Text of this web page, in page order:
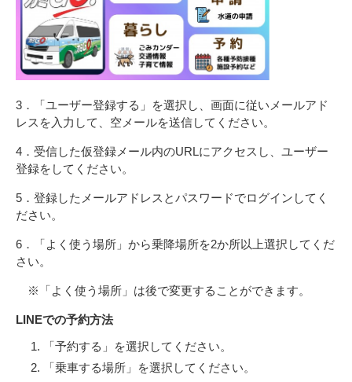
3．「ユーザー登録する」を選択し、画面に従いメールアド
レスを入力して、空メールを送信してください。
4．受信した仮登録メール内のURLにアクセスし、ユーザー
登録をしてください。
5．登録したメールアドレスとパスワードでログインしてく
ださい。
6．「よく使う場所」から乗降場所を2か所以上選択してくだ
さい。
※「よく使う場所」は後で変更することができます。
LINEでの予約方法
「予約する」を選択してください。
「乗車する場所」を選択してください。